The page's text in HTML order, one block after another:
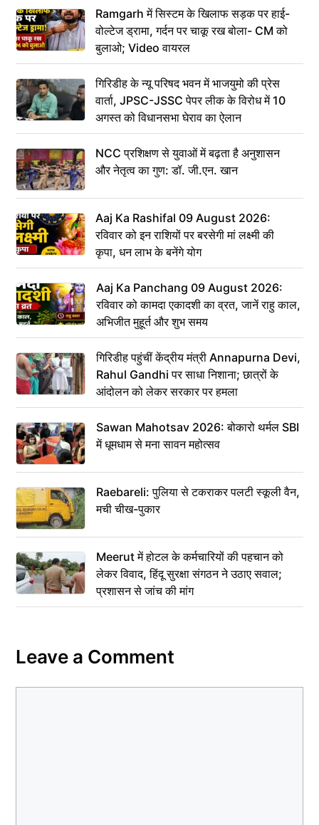
Ramgarh में सिस्टम के खिलाफ सड़क पर हाई-
वोल्टेज ड्रामा, गर्दन पर चाकू रख बोला- CM को
बुलाओ; Video वायरल
गिरिडीह के न्यू परिषद भवन में भाजयुमो की प्रेस
वार्ता, JPSC-JSSC पेपर लीक के विरोध में 10
अगस्त को विधानसभा घेराव का ऐलान
NCC प्रशिक्षण से युवाओं में बढ़ता है अनुशासन
और नेतृत्व का गुण: डॉ. जी.एन. खान
Aaj Ka Rashifal 09 August 2026:
रविवार को इन राशियों पर बरसेगी मां लक्ष्मी की
कृपा, धन लाभ के बनेंगे योग
Aaj Ka Panchang 09 August 2026:
रविवार को कामदा एकादशी का व्रत, जानें राहु काल,
अभिजीत मुहूर्त और शुभ समय
गिरिडीह पहुंचीं केंद्रीय मंत्री Annapurna Devi,
Rahul Gandhi पर साधा निशाना; छात्रों के
आंदोलन को लेकर सरकार पर हमला
Sawan Mahotsav 2026: बोकारो थर्मल SBI
में धूमधाम से मना सावन महोत्सव
Raebareli: पुलिया से टकराकर पलटी स्कूली वैन,
मची चीख-पुकार
Meerut में होटल के कर्मचारियों की पहचान को
लेकर विवाद, हिंदू सुरक्षा संगठन ने उठाए सवाल;
प्रशासन से जांच की मांग
Leave a Comment